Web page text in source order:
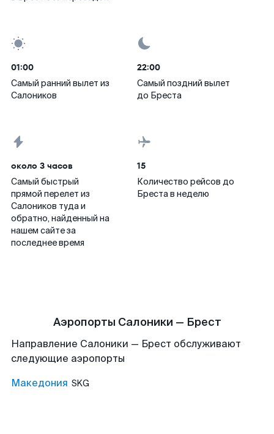
01:00
Самый ранний вылет из
Салоников
22:00
Самый поздний вылет
до Бреста
около 3 часов
Самый быстрый
прямой перелет из
Салоников туда и
обратно, найденный на
нашем сайте за
последнее время
15
Количество рейсов до
Бреста в неделю
Аэропорты Салоники — Брест
Направление Салоники — Брест обслуживают
следующие аэропорты
Македония SKG